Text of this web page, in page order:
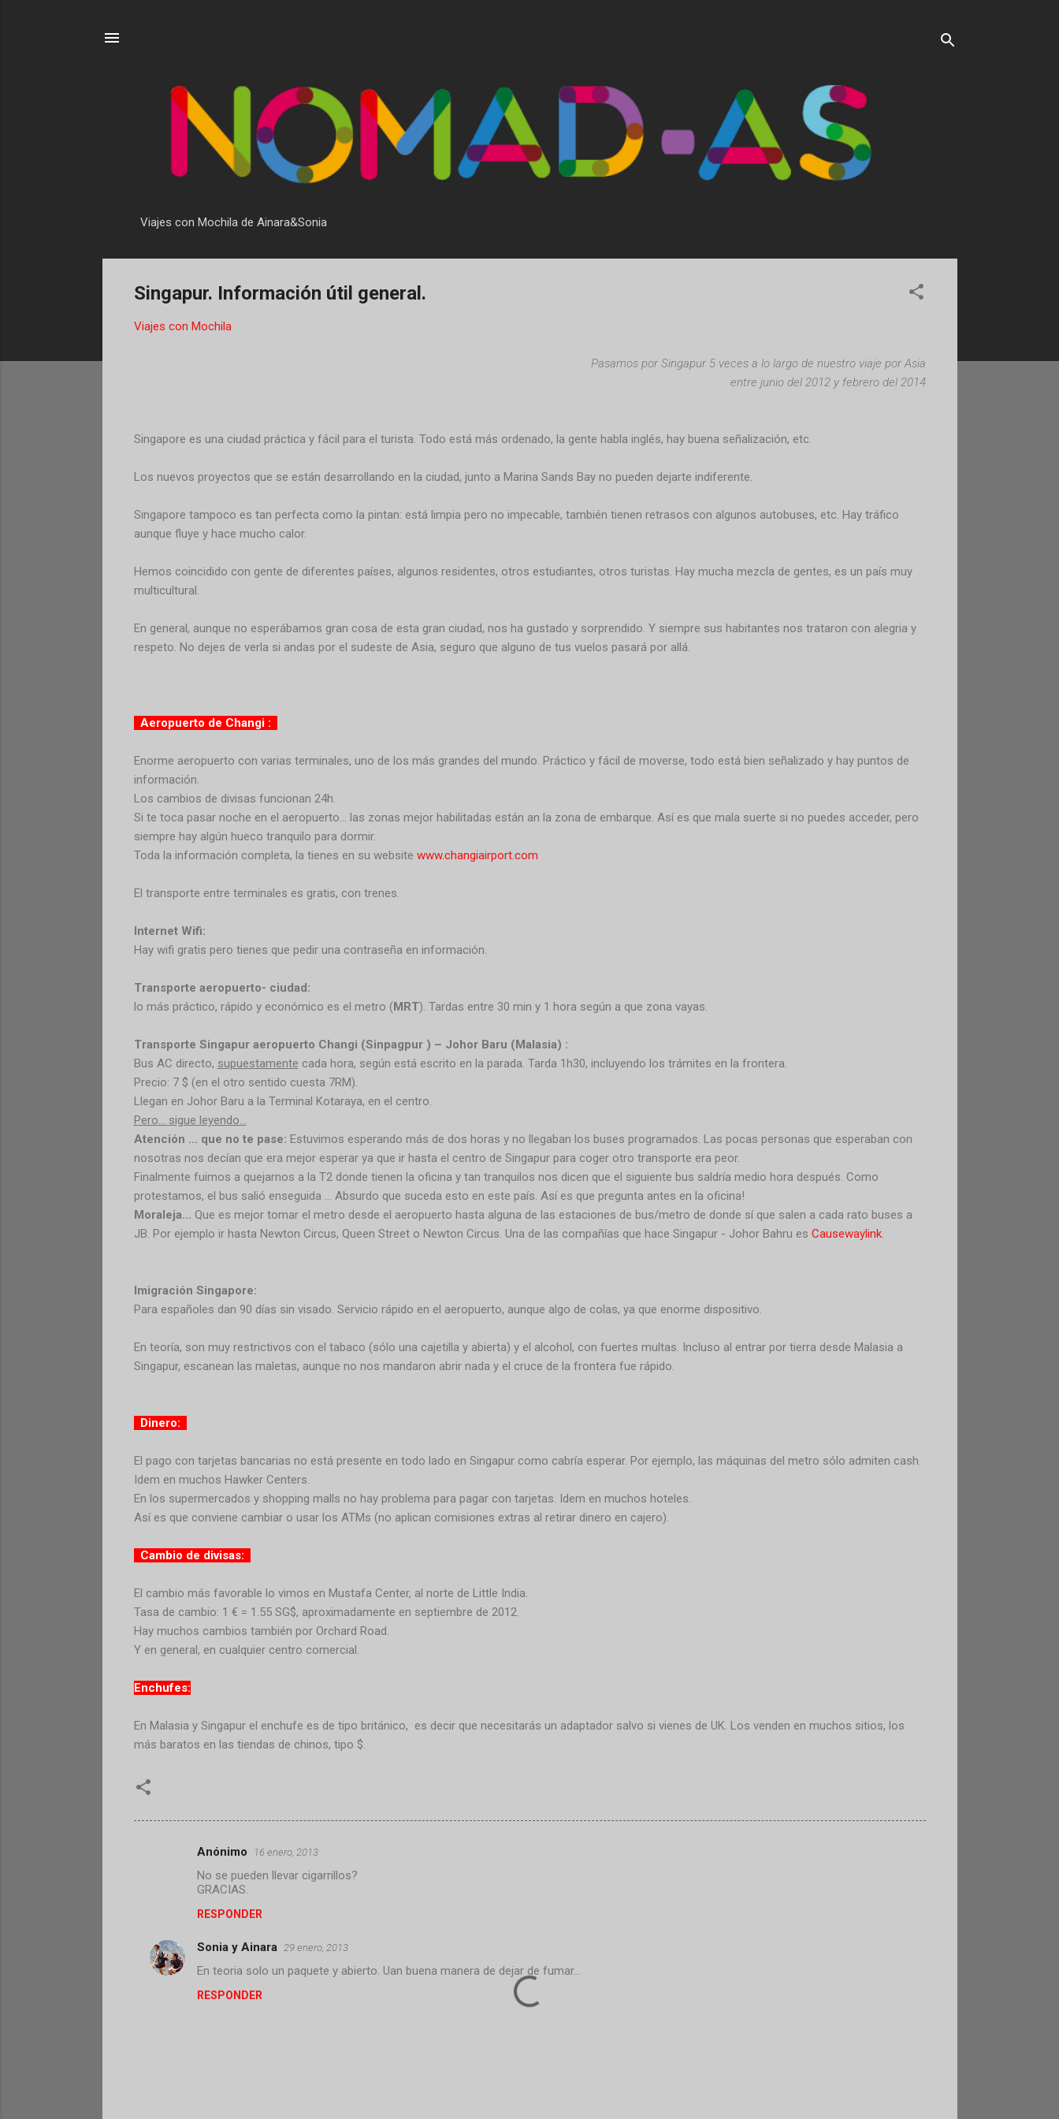
Viajes con Mochila de Ainara&Sonia
Singapur. Información útil general.
Viajes con Mochila
Pasamos por Singapur 5 veces a lo largo de nuestro viaje por Asia
entre junio del 2012 y febrero del 2014
Singapore es una ciudad práctica y fácil para el turista. Todo está más ordenado, la gente habla inglés, hay buena señalización, etc.
Los nuevos proyectos que se están desarrollando en la ciudad, junto a Marina Sands Bay no pueden dejarte indiferente.
Singapore tampoco es tan perfecta como la pintan: está limpia pero no impecable, también tienen retrasos con algunos autobuses, etc. Hay tráfico
aunque fluye y hace mucho calor.
Hemos coincidido con gente de diferentes países, algunos residentes, otros estudiantes, otros turistas. Hay mucha mezcla de gentes, es un país muy
multicultural.
En general, aunque no esperábamos gran cosa de esta gran ciudad, nos ha gustado y sorprendido. Y siempre sus habitantes nos trataron con alegria y
respeto. No dejes de verla si andas por el sudeste de Asia, seguro que alguno de tus vuelos pasará por allá.
Aeropuerto de Changi :
Enorme aeropuerto con varias terminales, uno de los más grandes del mundo. Práctico y fácil de moverse, todo está bien señalizado y hay puntos de
información.
Los cambios de divisas funcionan 24h.
Si te toca pasar noche en el aeropuerto... las zonas mejor habilitadas están an la zona de embarque. Así es que mala suerte si no puedes acceder, pero
siempre hay algún hueco tranquilo para dormir.
Toda la información completa, la tienes en su website www.changiairport.com
El transporte entre terminales es gratis, con trenes.
Internet Wifi:
Hay wifi gratis pero tienes que pedir una contraseña en información.
Transporte aeropuerto- ciudad:
lo más práctico, rápido y económico es el metro (MRT). Tardas entre 30 min y 1 hora según a que zona vayas.
Transporte Singapur aeropuerto Changi (Sinpagpur ) – Johor Baru (Malasia) :
Bus AC directo, supuestamente cada hora, según está escrito en la parada. Tarda 1h30, incluyendo los trámites en la frontera.
Precio: 7 $ (en el otro sentido cuesta 7RM).
Llegan en Johor Baru a la Terminal Kotaraya, en el centro.
Pero... sigue leyendo...
Atención ... que no te pase: Estuvimos esperando más de dos horas y no llegaban los buses programados. Las pocas personas que esperaban con
nosotras nos decían que era mejor esperar ya que ir hasta el centro de Singapur para coger otro transporte era peor.
Finalmente fuimos a quejarnos a la T2 donde tienen la oficina y tan tranquilos nos dicen que el siguiente bus saldría medio hora después. Como
protestamos, el bus salió enseguida ... Absurdo que suceda esto en este país. Así es que pregunta antes en la oficina!
Moraleja... Que es mejor tomar el metro desde el aeropuerto hasta alguna de las estaciones de bus/metro de donde sí que salen a cada rato buses a
JB. Por ejemplo ir hasta Newton Circus, Queen Street o Newton Circus. Una de las compañías que hace Singapur - Johor Bahru es Causewaylink.
Imigración Singapore:
Para españoles dan 90 días sin visado. Servicio rápido en el aeropuerto, aunque algo de colas, ya que enorme dispositivo.
En teoría, son muy restrictivos con el tabaco (sólo una cajetilla y abierta) y el alcohol, con fuertes multas. Incluso al entrar por tierra desde Malasia a
Singapur, escanean las maletas, aunque no nos mandaron abrir nada y el cruce de la frontera fue rápido.
Dinero:
El pago con tarjetas bancarias no está presente en todo lado en Singapur como cabría esperar. Por ejemplo, las máquinas del metro sólo admiten cash.
Idem en muchos Hawker Centers.
En los supermercados y shopping malls no hay problema para pagar con tarjetas. Idem en muchos hoteles.
Así es que conviene cambiar o usar los ATMs (no aplican comisiones extras al retirar dinero en cajero).
Cambio de divisas:
El cambio más favorable lo vimos en Mustafa Center, al norte de Little India.
Tasa de cambio: 1 € = 1.55 SG$, aproximadamente en septiembre de 2012.
Hay muchos cambios también por Orchard Road.
Y en general, en cualquier centro comercial.
Enchufes:
En Malasia y Singapur el enchufe es de tipo británico, es decir que necesitarás un adaptador salvo si vienes de UK. Los venden en muchos sitios, los
más baratos en las tiendas de chinos, tipo $.
n
t
Anónimo 16 enero, 2013
No se pueden llevar cigarrillos?
GRACIAS.
RESPONDER
Sonia y Ainara 29 enero, 2013
En teoria solo un paquete y abierto. Uan buena manera de dejar de fumar...
RESPONDER